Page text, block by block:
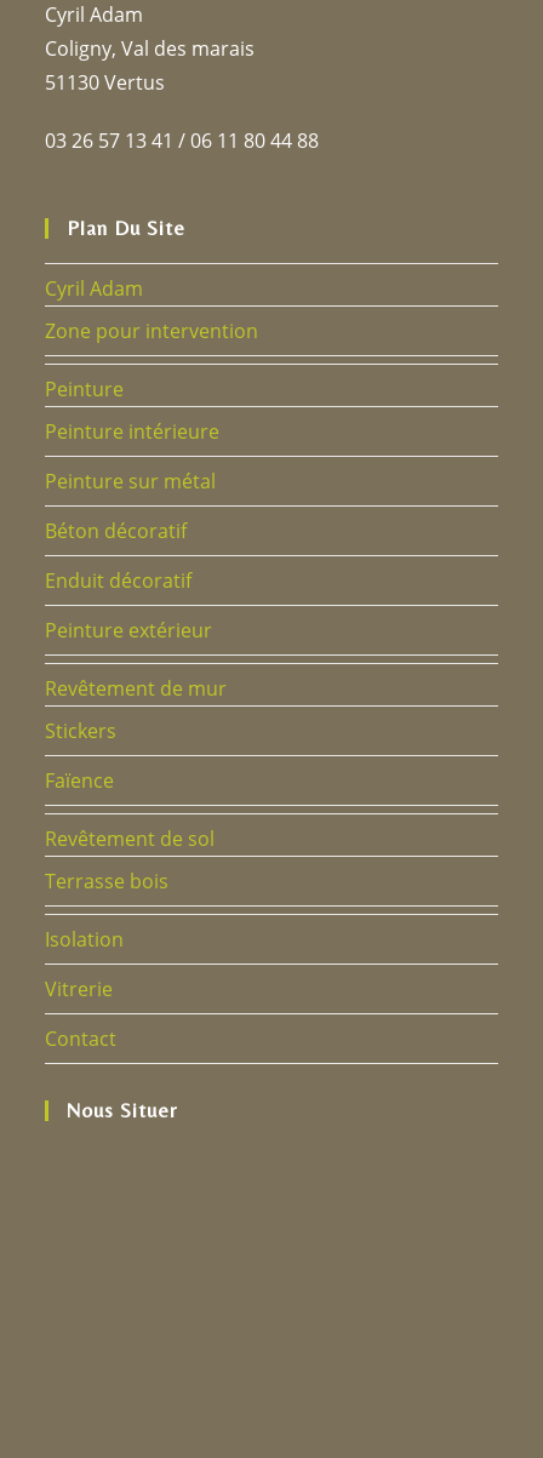
Cyril Adam
Coligny, Val des marais
51130 Vertus
03 26 57 13 41 / 06 11 80 44 88
Plan Du Site
Cyril Adam
Zone pour intervention
Peinture
Peinture intérieure
Peinture sur métal
Béton décoratif
Enduit décoratif
Peinture extérieur
Revêtement de mur
Stickers
Faïence
Revêtement de sol
Terrasse bois
Isolation
Vitrerie
Contact
Nous Situer